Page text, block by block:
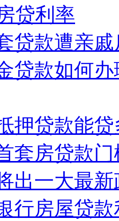
贷利率
贷款遭亲
贷款如何
押贷款能
套房贷款
出一大最
行房屋贷